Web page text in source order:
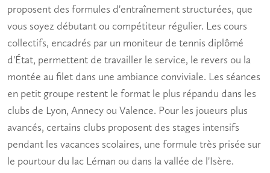
proposent des formules d'entraînement structurées, que
vous soyez débutant ou compétiteur régulier. Les cours
collectifs, encadrés par un moniteur de tennis diplômé
d'État, permettent de travailler le service, le revers ou la
montée au filet dans une ambiance conviviale. Les séances
en petit groupe restent le format le plus répandu dans les
clubs de Lyon, Annecy ou Valence. Pour les joueurs plus
avancés, certains clubs proposent des stages intensifs
pendant les vacances scolaires, une formule très prisée sur
le pourtour du lac Léman ou dans la vallée de l'Isère.